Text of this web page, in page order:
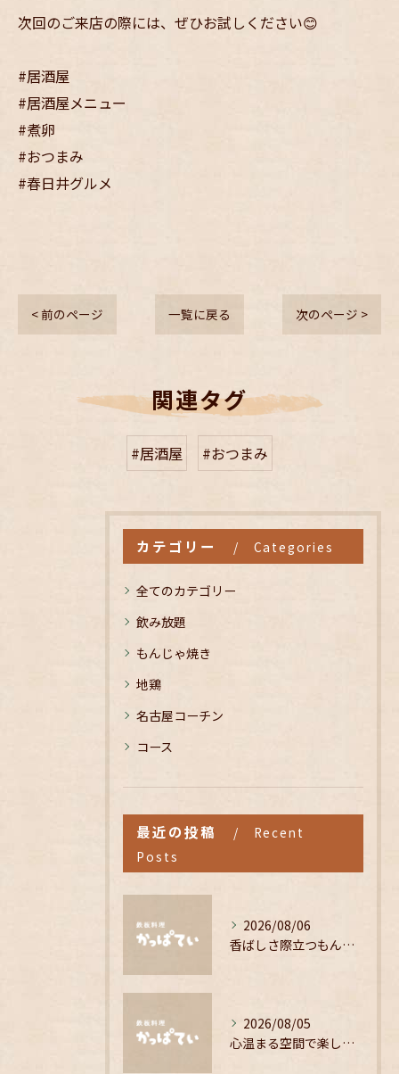
次回のご来店の際には、ぜひお試しください😊
#居酒屋
#居酒屋メニュー
#煮卵
#おつまみ
#春日井グルメ
< 前のページ 一覧に戻る 次のページ >
関連タグ
#居酒屋 #おつまみ
カテゴリー Categories
全てのカテゴリー
飲み放題
もんじゃ焼き
地鶏
名古屋コーチン
コース
最近の投稿
Recent
Posts
2026/08/06
香ばしさ際立つもんじゃ焼きの魅力解剖
2026/08/05
心温まる空間で楽しむこだわりの居酒屋料理